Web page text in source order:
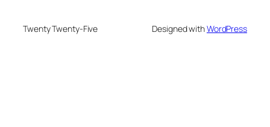
Twenty Twenty-Five Designed withWordPress